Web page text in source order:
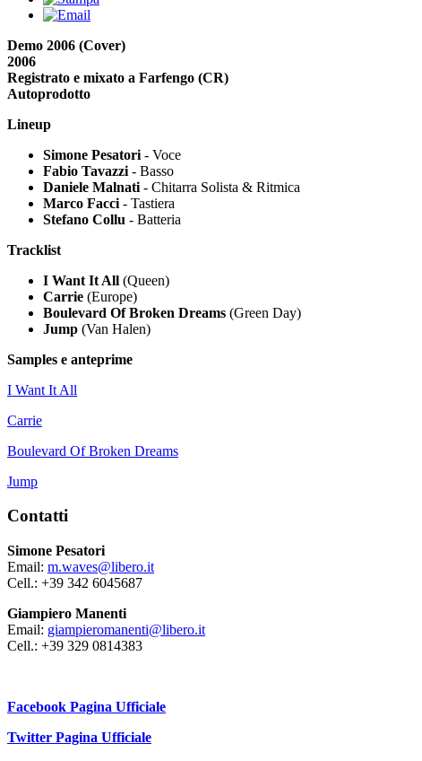
Demo 2006 (Cover)
2006
Registrato e mixato a Farfengo (CR)
Autoprodotto
Lineup
Simone Pesatori - Voce
Fabio Tavazzi - Basso
Daniele Malnati - Chitarra Solista & Ritmica
Marco Facci - Tastiera
Stefano Collu - Batteria
Tracklist
I Want It All (Queen)
Carrie (Europe)
Boulevard Of Broken Dreams (Green Day)
Jump (Van Halen)
Samples e anteprime
I Want It All
Carrie
Boulevard Of Broken Dreams
Jump
Contatti
Simone Pesatori
Email: m.waves@libero.it
Cell.: +39 342 6045687
Giampiero Manenti
Email: giampieromanenti@libero.it
Cell.: +39 329 0814383
Facebook Pagina Ufficiale
Twitter Pagina Ufficiale